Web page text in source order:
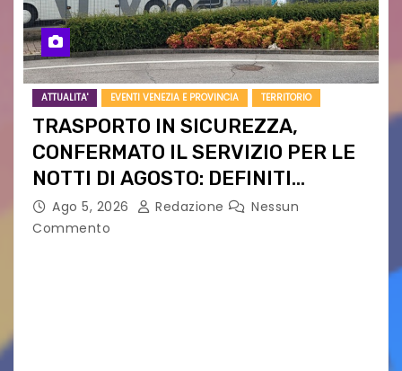
ATTUALITA' EVENTI VENEZIA E PROVINCIA TERRITORIO
TRASPORTO IN SICUREZZA,
CONFERMATO IL SERVIZIO PER LE
NOTTI DI AGOSTO: DEFINITI
PERCORSI, FERMATE E ORARIO
Ago 5, 2026 Redazione
Nessun
Commento